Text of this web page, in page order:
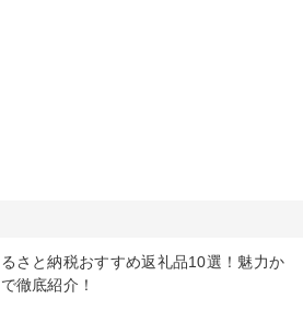
さと納税おすすめ返礼品10選！魅力か
徹底紹介！